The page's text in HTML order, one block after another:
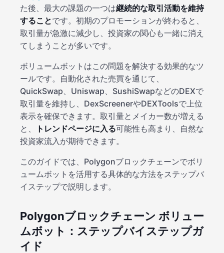
た後、最大の課題の一つは継続的な取引活動を維持
することです。初期のプロモーションが終わると、
取引量が急激に減少し、投資家の関心も一緒に消え
てしまうことが多いです。
ボリュームボットはこの問題を解決する効果的なツ
ールです。自動化された売買を通じて、
QuickSwap、Uniswap、SushiSwapなどのDEXで
取引量を維持し、DexScreenerやDEXToolsで上位
表示を確保できます。取引量とメイカー数が増える
と、
トレンドページに入る可能性も高まり、自然な
投資家流入が期待できます。
このガイドでは、Polygonブロックチェーンでボリ
ュームボットを活用する具体的な方法をステップバ
イステップで説明します。
Polygonブロックチェーン ボリュー
ムボット：ステップバイステップガ
イド